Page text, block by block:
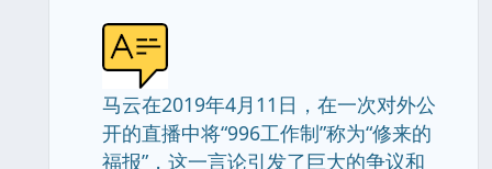
马云在2019年4月11日，在一次对外公
开的直播中将“996工作制”称为“修来的
福报”，这一言论引发了巨大的争议和